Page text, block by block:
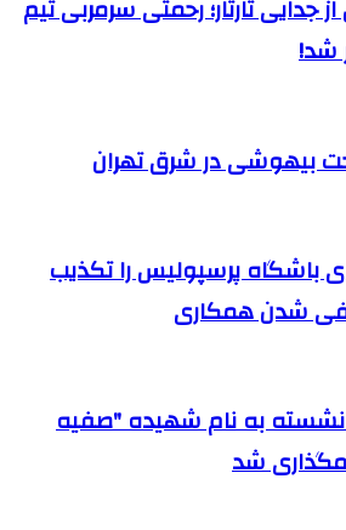
تارتار؛ رحمتی سرمربی تیم
شد!
بیهوشی در شرق تهران
باشگاه پرسپولیس را تکذیب
شدن همکاری
نشسته به نام شهیده "صفیه
شد